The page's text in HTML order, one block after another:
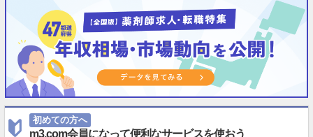
初めての方へ
m3.com会員になって便利なサービスを使おう